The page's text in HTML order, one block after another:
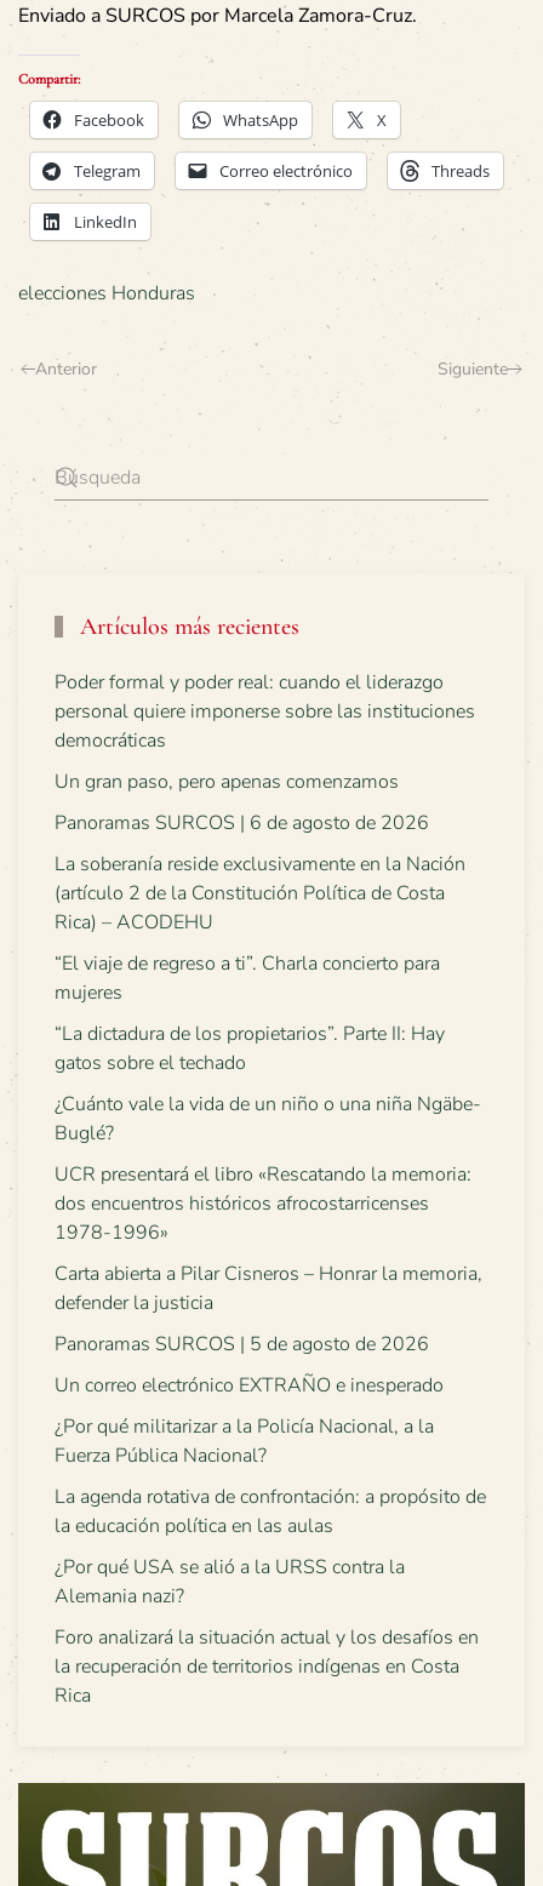
Enviado a SURCOS por Marcela Zamora-Cruz.
Compartir:
Facebook WhatsApp X
Telegram Correo electrónico Threads
LinkedIn
elecciones Honduras
Anterior Siguiente
Artículos más recientes
Poder formal y poder real: cuando el liderazgo
personal quiere imponerse sobre las instituciones
democráticas
Un gran paso, pero apenas comenzamos
Panoramas SURCOS | 6 de agosto de 2026
La soberanía reside exclusivamente en la Nación
(artículo 2 de la Constitución Política de Costa
Rica) – ACODEHU
“El viaje de regreso a ti”. Charla concierto para
mujeres
“La dictadura de los propietarios”. Parte II: Hay
gatos sobre el techado
¿Cuánto vale la vida de un niño o una niña Ngäbe-
Buglé?
UCR presentará el libro «Rescatando la memoria:
dos encuentros históricos afrocostarricenses
1978-1996»
Carta abierta a Pilar Cisneros – Honrar la memoria,
defender la justicia
Panoramas SURCOS | 5 de agosto de 2026
Un correo electrónico EXTRAÑO e inesperado
¿Por qué militarizar a la Policía Nacional, a la
Fuerza Pública Nacional?
La agenda rotativa de confrontación: a propósito de
la educación política en las aulas
¿Por qué USA se alió a la URSS contra la
Alemania nazi?
Foro analizará la situación actual y los desafíos en
la recuperación de territorios indígenas en Costa
Rica